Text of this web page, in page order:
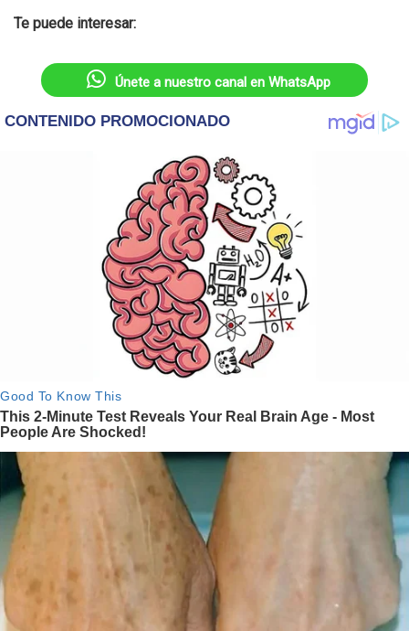
Te puede interesar:
Únete a nuestro canal en WhatsApp